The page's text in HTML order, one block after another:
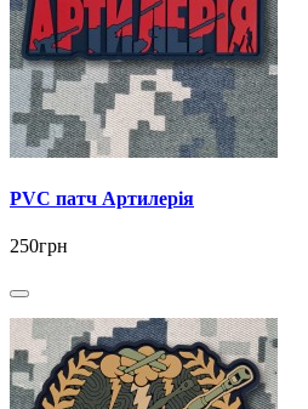
PVC патч Артилерія
250грн